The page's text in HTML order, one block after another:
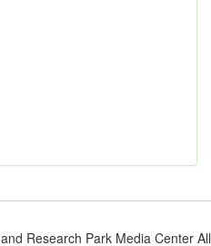
Research Park Media Center All